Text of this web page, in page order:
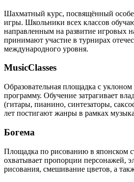
Шахматный курс, посвящённый
игры. Школьники всех классов
направленным на развитие игровых
принимают участие в турнирах
международного уровня.
MusicClasses
Образовательная площадка с
программу. Обучение затрагивает
(гитары, пианино, синтезаторы,
лет постигают жанры в рамках
Богема
Площадка по рисованию в японском
охватывает пропорции персонажей,
рисования, смешивание цветов, а